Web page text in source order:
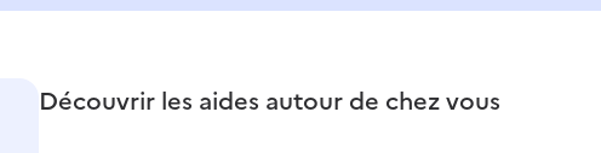
Découvrir les aides autour de chez vous